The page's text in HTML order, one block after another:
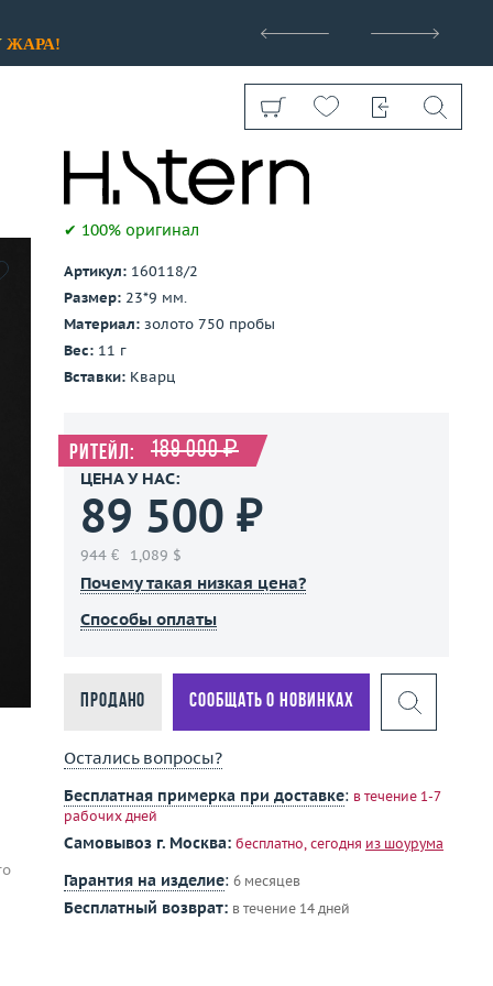
ЖАРА!
Показать все
✔ 100% оригинал
Артикул: 160118/2
Размер: 23*9 мм.
Материал: золото 750 пробы
Вес: 11 г
Вставки: Кварц
Ритейл: 189 000 ₽
ЦЕНА У НАС:
89 500 ₽
944 € 1,089 $
Почему такая низкая цена?
Способы оплаты
Продано Сообщать о новинках
Остались вопросы?
Бесплатная примерка при доставке: в течение 1-7
рабочих дней
Самовывоз г. Москва: бесплатно, сегодня из шоурума
Гарантия на изделие: 6 месяцев
Бесплатный возврат: в течение 14 дней